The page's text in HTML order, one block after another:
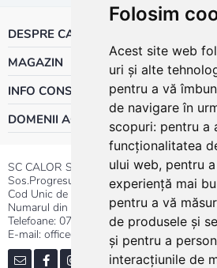
Folosim
Acest site web
uri și alte
pentru a vă
de navigare în
scopuri: pentru a
funcționalitatea
ului web, pentru
experiență mai
pentru a vă
de produsele și
și pentru a
interacțiunile de
DESPRE CALOR
MAGAZIN
INFO CONSUMATOR
DOMENII ACTIVITATE
SC CALOR SRL
Sos.Progresului nr.30-40, Sector 5,
Cod Unic de Inregistrare: RO 3004724
Numarul din Registrul Comertului:J40/
Telefoane: 0737.23.44.44|021.411.44.44
E-mail: office@calor.ro